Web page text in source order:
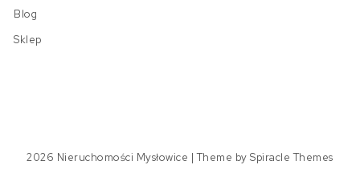
Blog
Sklep
2026 Nieruchomości Mysłowice | Theme bySpiracle Themes